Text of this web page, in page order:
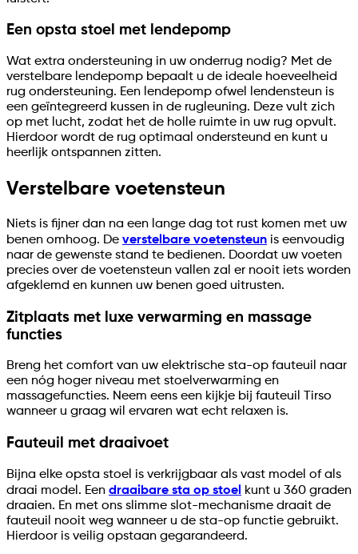
Een opsta stoel met lendepomp
Wat extra ondersteuning in uw onderrug nodig? Met de
verstelbare lendepomp bepaalt u de ideale hoeveelheid
rug ondersteuning. Een lendepomp ofwel lendensteun is
een geïntegreerd kussen in de rugleuning. Deze vult zich
op met lucht, zodat het de holle ruimte in uw rug opvult.
Hierdoor wordt de rug optimaal ondersteund en kunt u
heerlijk ontspannen zitten.
Verstelbare voetensteun
Niets is fijner dan na een lange dag tot rust komen met uw
benen omhoog. De verstelbare voetensteun is eenvoudig
naar de gewenste stand te bedienen. Doordat uw voeten
precies over de voetensteun vallen zal er nooit iets worden
afgeklemd en kunnen uw benen goed uitrusten.
Zitplaats met luxe verwarming en massage
functies
Breng het comfort van uw elektrische sta-op fauteuil naar
een nóg hoger niveau met stoelverwarming en
massagefuncties. Neem eens een kijkje bij fauteuil Tirso
wanneer u graag wil ervaren wat echt relaxen is.
Fauteuil met draaivoet
Bijna elke opsta stoel is verkrijgbaar als vast model of als
draai model. Een draaibare sta op stoel
kunt u 360 graden
draaien. En met ons slimme slot-mechanisme draait de
fauteuil nooit weg wanneer u de sta-op functie gebruikt.
Hierdoor is veilig opstaan gegarandeerd.